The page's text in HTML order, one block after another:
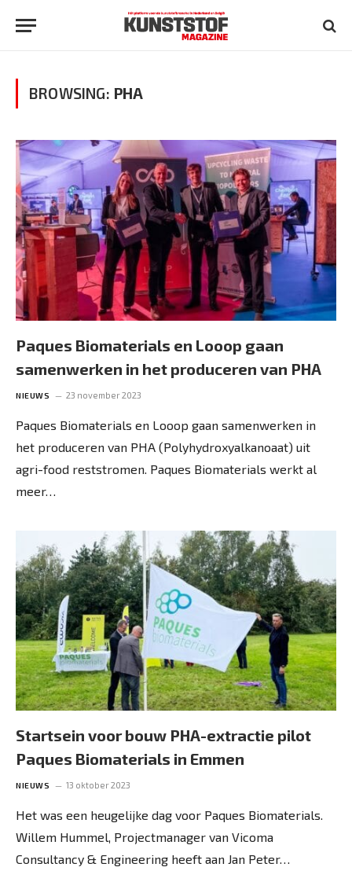
BROWSING: PHA
Paques Biomaterials en Looop gaan
samenwerken in het produceren van PHA
NIEUWS 23 november 2023
Paques Biomaterials en Looop gaan samenwerken in
het produceren van PHA (Polyhydroxyalkanoaat) uit
agri-food reststromen. Paques Biomaterials werkt al
meer…
Startsein voor bouw PHA-extractie pilot
Paques Biomaterials in Emmen
NIEUWS 13 oktober 2023
Het was een heugelijke dag voor Paques Biomaterials.
Willem Hummel, Projectmanager van Vicoma
Consultancy & Engineering heeft aan Jan Peter…